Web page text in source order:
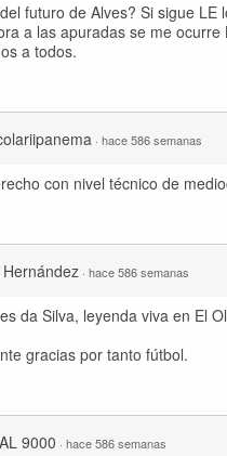
futuro de Alves? Si sigue
a las apuradas se me
a todos.
· hace 586 semanas
con nivel técnico de
· hace 586 semanas
da Silva, leyenda viva en El
gracias por tanto fútbol.
9000 · hace 586 semanas